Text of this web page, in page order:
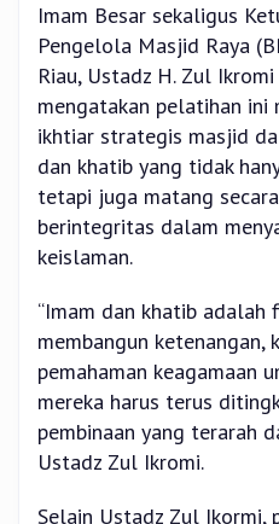
Imam Besar sekaligus
Pengelola Masjid Raya
Riau, Ustadz H. Zul Ikromi
mengatakan pelatihan ini
ikhtiar strategis masjid
dan khatib yang tidak
tetapi juga matang
berintegritas dalam
keislaman.
“Imam dan khatib
membangun ketenangan,
pemahaman keagamaan
mereka harus terus
pembinaan yang terarah
Ustadz Zul Ikromi.
Selain Ustadz Zul Ikormi,